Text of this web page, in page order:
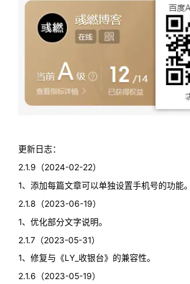
更新日志：
2.1.9（2024-02-22）
1、添加每篇文章可以单独设置手机号的功能。
2.1.8（2023-06-19）
1、优化部分文字说明。
2.1.7（2023-05-31）
1、修复与《LY_收银台》的兼容性。
2.1.6（2023-05-19）